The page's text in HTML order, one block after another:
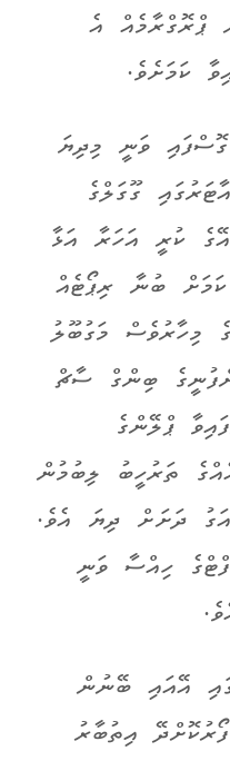
ޕްރޮގްރާމެއް އެ
ކަމަށެވެ.
ވަނީ މިދިޔަ
ގޫގަލްގެ
ކުރީ އަހަރާ އަޅާ
ބުނާ ރިޕޯޓެއް
މިހާރުވެސް މަގުބޫލު
ބިންގް ސާޗް
ޕްލޭންގެ
ތަރުހީބު ލިބުމުން
ދަށަށް ދިޔަ އެވެ.
ހިއްސާ ވަނީ
އޭއައި ބޭނުން
އިތުބާރު